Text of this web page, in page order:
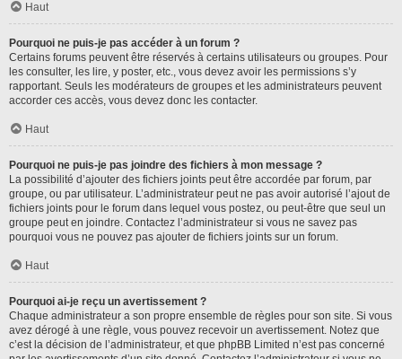
Haut
Pourquoi ne puis-je pas accéder à un forum ?
Certains forums peuvent être réservés à certains utilisateurs ou groupes. Pour
les consulter, les lire, y poster, etc., vous devez avoir les permissions s’y
rapportant. Seuls les modérateurs de groupes et les administrateurs peuvent
accorder ces accès, vous devez donc les contacter.
Haut
Pourquoi ne puis-je pas joindre des fichiers à mon message ?
La possibilité d’ajouter des fichiers joints peut être accordée par forum, par
groupe, ou par utilisateur. L’administrateur peut ne pas avoir autorisé l’ajout de
fichiers joints pour le forum dans lequel vous postez, ou peut-être que seul un
groupe peut en joindre. Contactez l’administrateur si vous ne savez pas
pourquoi vous ne pouvez pas ajouter de fichiers joints sur un forum.
Haut
Pourquoi ai-je reçu un avertissement ?
Chaque administrateur a son propre ensemble de règles pour son site. Si vous
avez dérogé à une règle, vous pouvez recevoir un avertissement. Notez que
c’est la décision de l’administrateur, et que phpBB Limited n’est pas concerné